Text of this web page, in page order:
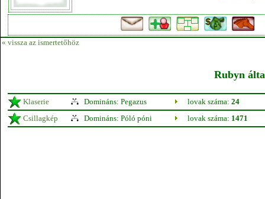
« vissza az ismertetőhöz
Rubyn
Klaserie Domináns: Pegazus lovak száma: 24
Csillagkép
Domináns: Póló póni lovak száma: 1471